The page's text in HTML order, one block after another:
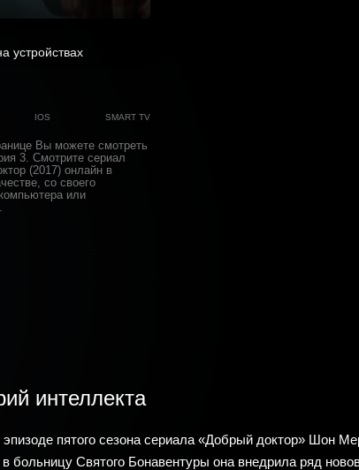
устройствах
IOS SMART TV
Вы можете смотреть
3. Смотрите сериал
(2017) онлайн в
со своего
или
интеллекта
эпизоде пятого сезона сериала «Добрый доктор» Шон
больницу Святого Бонавентуры она внедрила ряд